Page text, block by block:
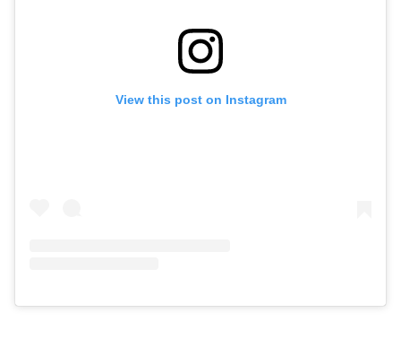
View this post on Instagram